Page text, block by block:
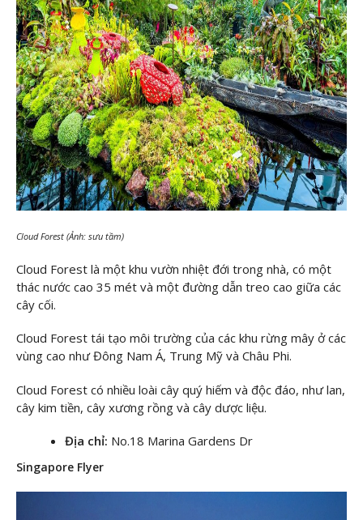
Cloud Forest (Ảnh: sưu tầm)
Cloud Forest là một khu vườn nhiệt đới trong nhà, có một
thác nước cao 35 mét và một đường dẫn treo cao giữa các
cây cối.
Cloud Forest tái tạo môi trường của các khu rừng mây ở các
vùng cao như Đông Nam Á, Trung Mỹ và Châu Phi.
Cloud Forest có nhiều loài cây quý hiếm và độc đáo, như lan,
cây kim tiền, cây xương rồng và cây dược liệu.
Địa chỉ: No.18 Marina Gardens Dr
Singapore Flyer